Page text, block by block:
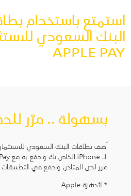
استمتع باستخدام
البنك السعودي
APPLE PAY
بسهولة .. مرّر
الـ iPhone الخاص بك وادفع به مع Apple Pay
مرر لدى المتاجر, وادفع في التطبيقات
* لأجهزة Apple